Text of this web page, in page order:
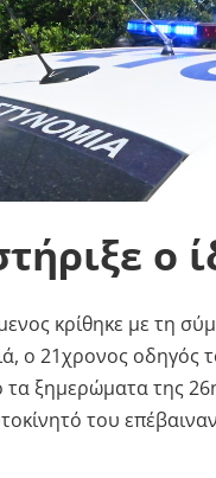
ο
κρίθηκε με τη
ο 21χρονος οδηγός
ξημερώματα της
του επέβαιναν